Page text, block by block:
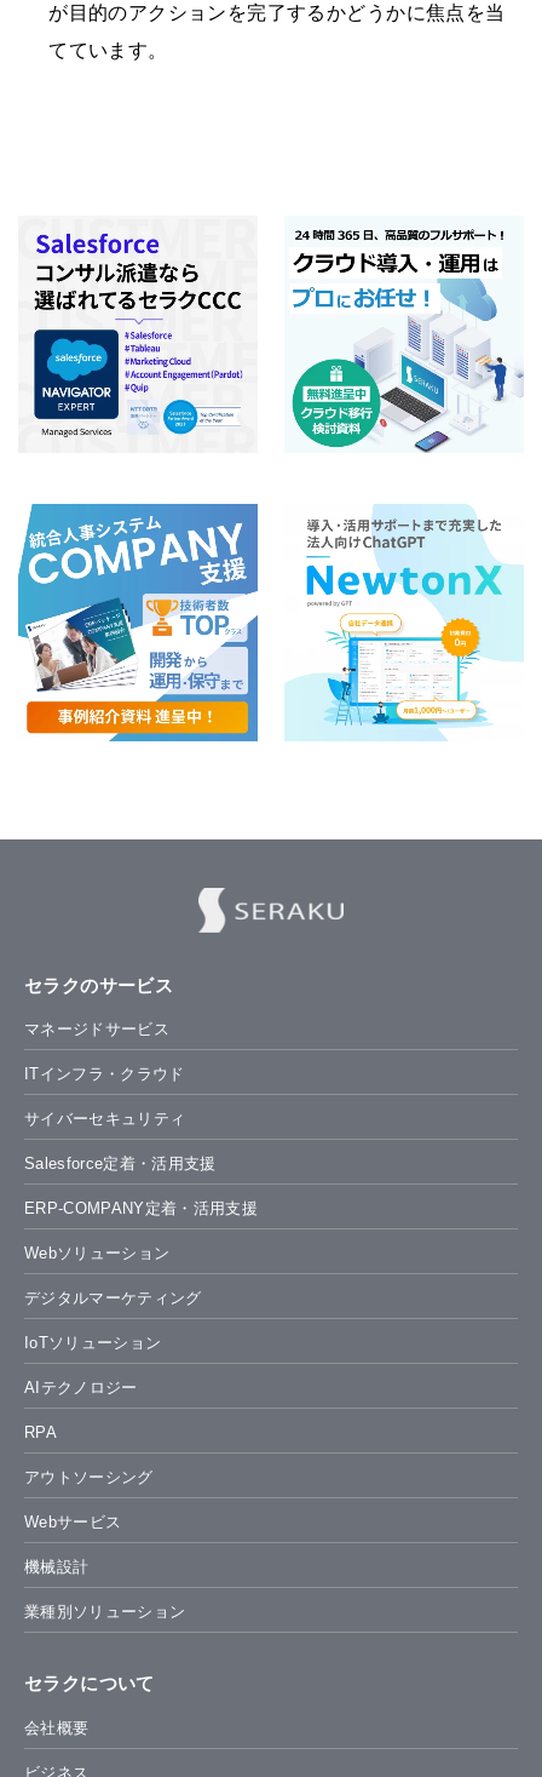
が目的のアクションを完了するかどうかに焦点を当
てています。
セラクのサービス
マネージドサービス
ITインフラ・クラウド
サイバーセキュリティ
Salesforce定着・活用支援
ERP-COMPANY定着・活用支援
Webソリューション
デジタルマーケティング
IoTソリューション
AIテクノロジー
RPA
アウトソーシング
Webサービス
機械設計
業種別ソリューション
セラクについて
会社概要
ビジネス